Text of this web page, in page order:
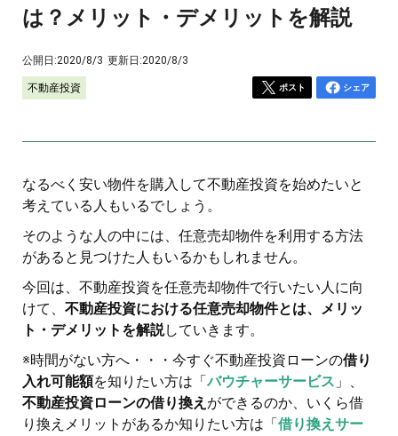
は？メリット・デメリットを解説
公開日:2020/8/3 更新日:2020/8/3
不動産投資 ポスト シェア
なるべく安い物件を購入して不動産投資を始めたいと
考えている人もいるでしょう。
そのような人の中には、任意売却物件を利用する方法
があると見つけた人もいるかもしれません。
今回は、不動産投資を任意売却物件で行いたい人に向
けて、 不動産投資における任意売却物件とは、メリッ
ト・デメリットを解説していきます。
※時間がない方へ・・・今すぐ不動産投資ローンの借り
入れ可能額を知りたい方は「バウチャーサービス 」、
不動産投資ローンの借り換え ができるのか、いくら借
り換えメリットがあるか知りたい方は「 借り換えサー